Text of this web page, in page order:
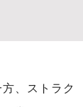
、ストラク